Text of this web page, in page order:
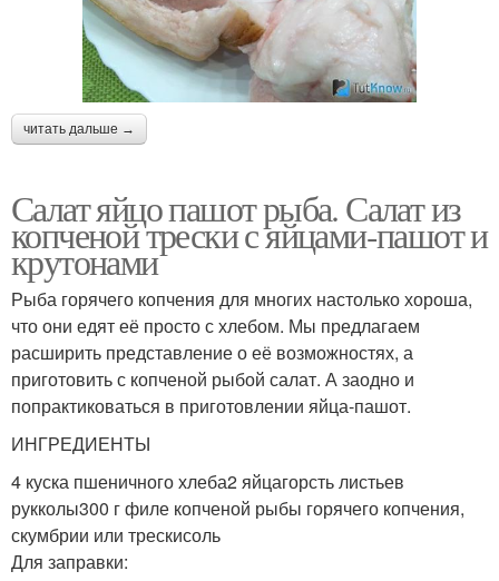
читать дальше →
Салат яйцо пашот рыба. Салат из
копченой трески с яйцами-пашот и
крутонами
Рыба горячего копчения для многих настолько хороша,
что они едят её просто с хлебом. Мы предлагаем
расширить представление о её возможностях, а
приготовить с копченой рыбой салат. А заодно и
попрактиковаться в приготовлении яйца-пашот.
ИНГРЕДИЕНТЫ
4 куска пшеничного хлеба2 яйцагорсть листьев
рукколы300 г филе копченой рыбы горячего копчения,
скумбрии или трескисоль
Для заправки: